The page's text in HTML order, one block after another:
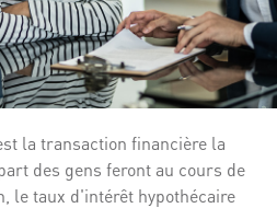
la transaction financière la
des gens feront au cours de
le taux d'intérêt hypothécaire